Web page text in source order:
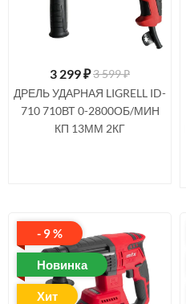
3 299₽3 599 ₽
ДРЕЛЬ УДАРНАЯ LIGRELL ID-
710 710ВТ 0-2800ОБ/МИН
КП 13ММ 2КГ
- 9 %
Новинка
Хит